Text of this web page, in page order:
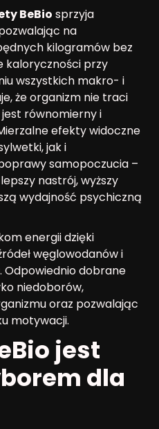
BeBio sprzyja
na
kilogramów bez
kaloryczności przy
wszystkich makro- i
że organizm nie traci
równomierny i
efekty widoczne
jak i
samopoczucia –
nastrój, wyższy
wydajność psychiczną
energii dzięki
węglowodanów i
Odpowiednio dobrane
niedoborów,
oraz pozwalając
motywacji.
jest
dla